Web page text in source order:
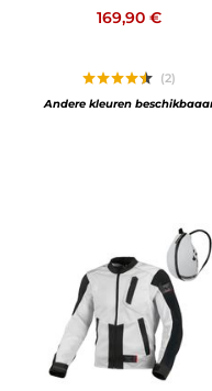
169,90 €
(2)
Andere kleuren